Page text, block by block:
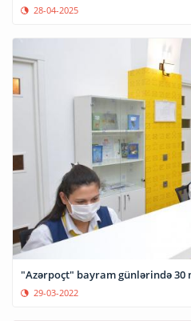
28-04-2025
"Azərpoçt" bayram günlərində 30
29-03-2022